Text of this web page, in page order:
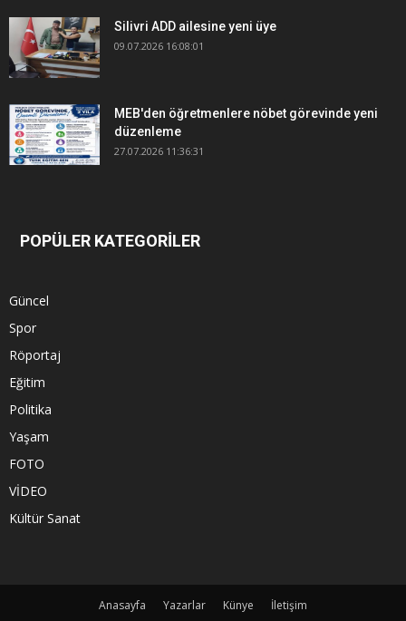
Silivri ADD ailesine yeni üye
09.07.2026 16:08:01
MEB'den öğretmenlere nöbet görevinde yeni
düzenleme
27.07.2026 11:36:31
POPÜLER KATEGORİLER
Güncel
Spor
Röportaj
Eğitim
Politika
Yaşam
FOTO
VİDEO
Kültür Sanat
Anasayfa Yazarlar Künye
İletişim